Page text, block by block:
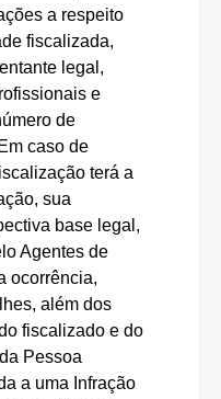
a respeito
fiscalizada,
legal,
e
de
caso de
terá a
sua
base legal,
Agentes de
ocorrência,
além dos
fiscalizado e do
Pessoa
a uma Infração